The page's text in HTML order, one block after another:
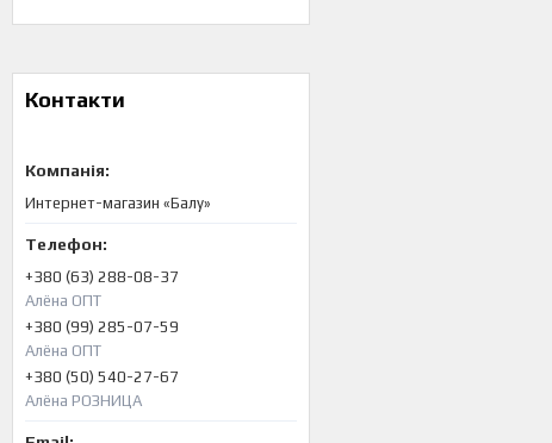
Контакти
Интернет-магазин «Балу»
+380 (63) 288-08-37
Алёна ОПТ
+380 (99) 285-07-59
Алёна ОПТ
+380 (50) 540-27-67
Алёна РОЗНИЦА